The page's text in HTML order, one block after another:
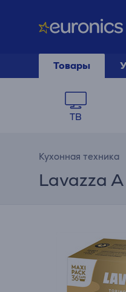
Товары
ТВ
Кухонная техника
Lavazza